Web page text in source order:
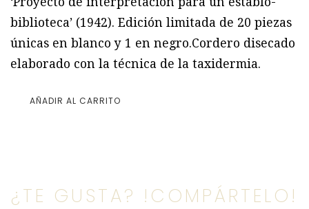
biblioteca’ (1942). Edición limitada de 20 piezas
únicas en blanco y 1 en negro.Cordero disecado
elaborado con la técnica de la taxidermia.
AÑADIR AL CARRITO
¿TE GUSTA? !COMPÁRTELO!